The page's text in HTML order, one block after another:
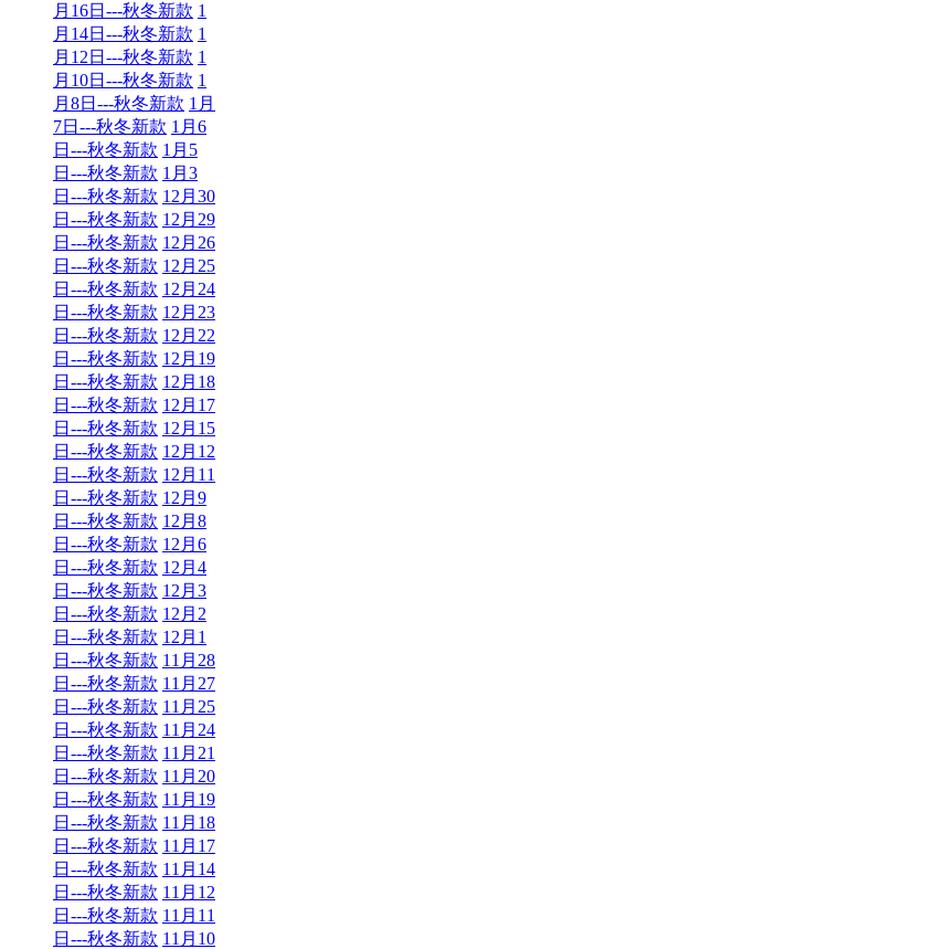
月16日---秋冬新款 1
月14日---秋冬新款 1
月12日---秋冬新款 1
月10日---秋冬新款 1
月8日---秋冬新款 1月
7日---秋冬新款 1月6
日---秋冬新款 1月5
日---秋冬新款 1月3
日---秋冬新款 12月30
日---秋冬新款 12月29
日---秋冬新款 12月26
日---秋冬新款 12月25
日---秋冬新款 12月24
日---秋冬新款 12月23
日---秋冬新款 12月22
日---秋冬新款 12月19
日---秋冬新款 12月18
日---秋冬新款 12月17
日---秋冬新款 12月15
日---秋冬新款 12月12
日---秋冬新款 12月11
日---秋冬新款 12月9
日---秋冬新款 12月8
日---秋冬新款 12月6
日---秋冬新款 12月4
日---秋冬新款 12月3
日---秋冬新款 12月2
日---秋冬新款 12月1
日---秋冬新款 11月28
日---秋冬新款 11月27
日---秋冬新款 11月25
日---秋冬新款 11月24
日---秋冬新款 11月21
日---秋冬新款 11月20
日---秋冬新款 11月19
日---秋冬新款 11月18
日---秋冬新款 11月17
日---秋冬新款 11月14
日---秋冬新款 11月12
日---秋冬新款 11月11
日---秋冬新款 11月10